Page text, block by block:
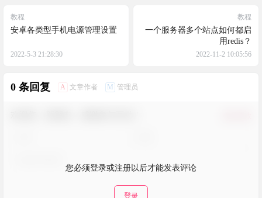
教程
安卓各类型手机电源管理设置
2022-5-3 21:28:30
教程
一个服务器多个站点如何都启
用redis？
2022-11-2 10:05:56
0 条回复 A 文章作者 M 管理员
您必须登录或注册以后才能发表评论
登录